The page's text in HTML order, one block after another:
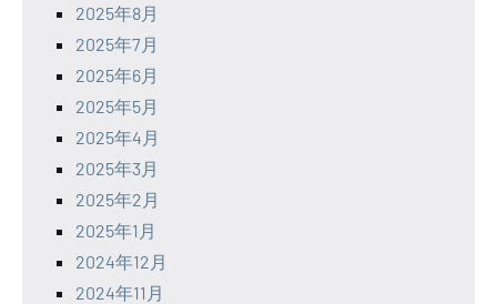
2025年8月
2025年7月
2025年6月
2025年5月
2025年4月
2025年3月
2025年2月
2025年1月
2024年12月
2024年11月